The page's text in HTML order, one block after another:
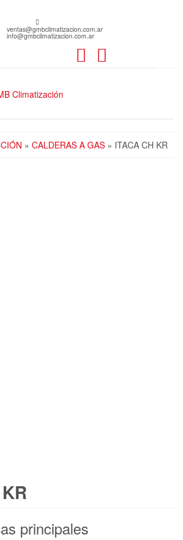
ventas@gmbclimatizacion.com.ar
info@gmbclimatizacion.com.ar
» CALDERAS A GAS » ITACA CH KR
principales